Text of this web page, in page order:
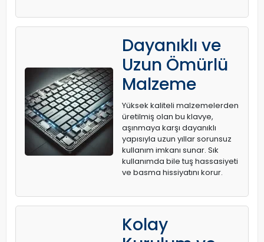
Dayanıklı ve
Uzun Ömürlü
Malzeme
Yüksek kaliteli malzemelerden
üretilmiş olan bu klavye,
aşınmaya karşı dayanıklı
yapısıyla uzun yıllar sorunsuz
kullanım imkanı sunar. Sık
kullanımda bile tuş hassasiyeti
ve basma hissiyatını korur.
Kolay